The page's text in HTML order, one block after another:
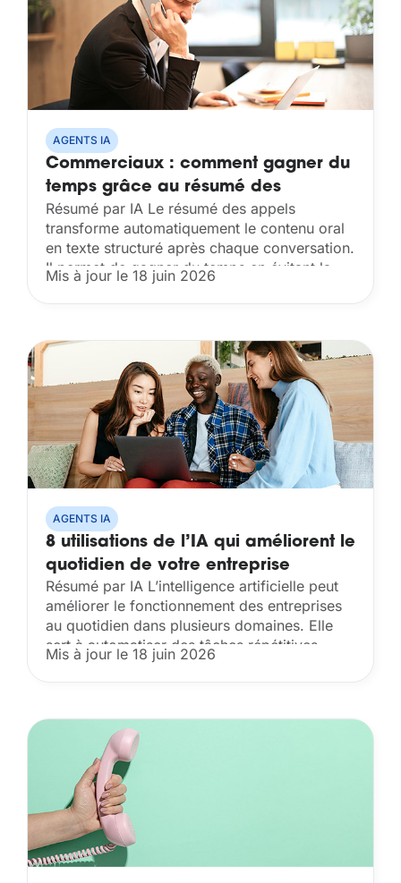
AGENTS IA
Commerciaux : comment gagner du
temps grâce au résumé des
appels ?
Résumé par IA Le résumé des appels
transforme automatiquement le contenu oral
en texte structuré après chaque conversation.
Il permet de gagner du temps en évitant la
prise de notes manuelle, facilite la relecture
des points...
Mis à jour le 18 juin 2026
AGENTS IA
8 utilisations de l’IA qui améliorent le
quotidien de votre entreprise
Résumé par IA L’intelligence artificielle peut
améliorer le fonctionnement des entreprises
au quotidien dans plusieurs domaines. Elle
sert à automatiser des tâches répétitives,
analyser des données, améliorer le service
client, optimiser la prospection et la vente,...
Mis à jour le 18 juin 2026